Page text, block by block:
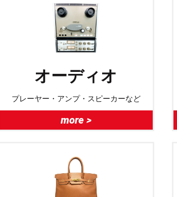
オーディオ
プレーヤー・アンプ・スピーカーなど
more >